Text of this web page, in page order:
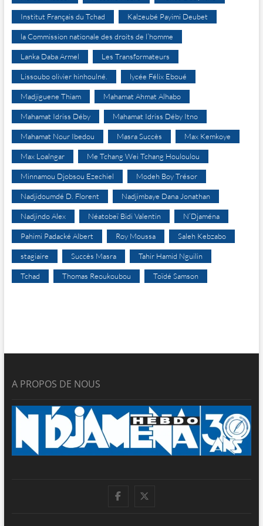
Institut Français du Tchad Kalzeubé Payimi Deubet
la Commission nationale des droits de l’homme
Lanka Daba Armel Les Transformateurs
Lissoubo olivier hinhoulné. lycée Félix Eboué
Madjiguene Thiam Mahamat Ahmat Alhabo
Mahamat Idriss Déby Mahamat Idriss Déby Itno
Mahamat Nour Ibedou Masra Succès Max Kemkoye
Max Loalngar Me Tchang Wei Tchang Houloulou
Minnamou Djobsou Ezechiel Modeh Boy Trésor
Nadjidoumdé D. Florent Nadjimbaye Dana Jonathan
Nadjindo Alex Néatobeï Bidi Valentin N’Djaména
Pahimi Padacké Albert Roy Moussa Saleh Kebzabo
stagiaire Succès Masra Tahir Hamid Nguilin
Tchad Thomas Reoukoubou Toïdé Samson
A PROPOS DE NOUS
facebook